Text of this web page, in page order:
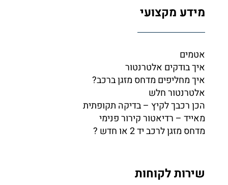
מידע מקצועי
אטמים
איך בודקים אלטרנטור
איך מחליפים מדחס מזגן ברכב?
אלטרנטור חלש
הכן רכבך לקיץ – בדיקה תקופתית
מאייד – רדיאטור קירור פנימי
מדחס מזגן לרכב יד 2 או חדש ?
שירות לקוחות